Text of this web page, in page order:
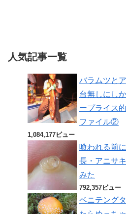
人気記事一覧
バラムツと
台無しにし
ープライス
ファイル②
1,084,177ビュー
喰われる前
長・アニサ
みた
792,357ビュー
ベニテング